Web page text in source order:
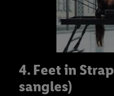
4. Feet in
sangles)